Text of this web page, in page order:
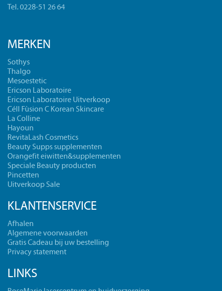
Tel. 0228-51 26 64
MERKEN
Sothys
Thalgo
Mesoestetic
Ericson Laboratoire
Ericson Laboratoire Uitverkoop
Céll Fùsion C Korean Skincare
La Colline
Hayoun
RevitaLash Cosmetics
Beauty Supps supplementen
Orangefit eiwitten&supplementen
Speciale Beauty producten
Pincetten
Uitverkoop Sale
KLANTENSERVICE
Afhalen
Algemene voorwaarden
Gratis Cadeau bij uw bestelling
Privacy statement
LINKS